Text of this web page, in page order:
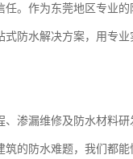
。作为东莞地区专业
防水解决方案，用专业
渗漏维修及防水材料
的防水难题，我们都